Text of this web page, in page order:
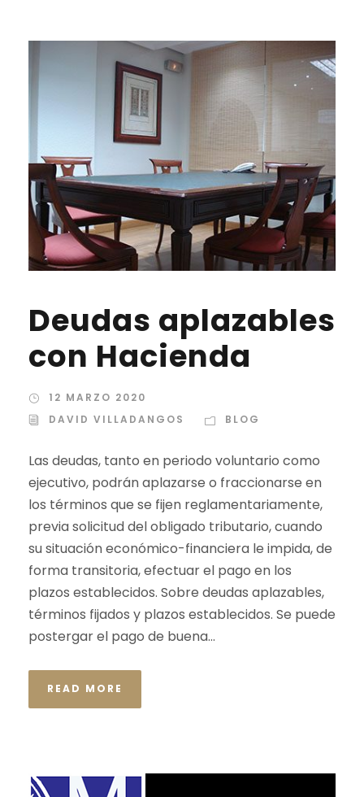
Deudas aplazables
con Hacienda
12 MARZO 2020
DAVID VILLADANGOS
BLOG
Las deudas, tanto en periodo voluntario como
ejecutivo, podrán aplazarse o fraccionarse en
los términos que se fijen reglamentariamente,
previa solicitud del obligado tributario, cuando
su situación económico-financiera le impida, de
forma transitoria, efectuar el pago en los
plazos establecidos. Sobre deudas aplazables,
términos fijados y plazos establecidos. Se puede
postergar el pago de buena...
READ MORE